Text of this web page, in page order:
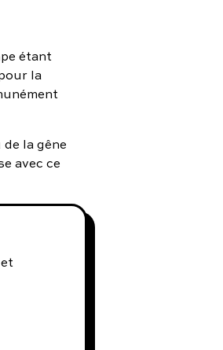
étant
la
la gêne
avec ce